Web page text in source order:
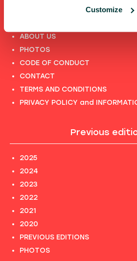
Customize
FULL SPEAKERS LIST
ABOUT US
PHOTOS
CODE OF CONDUCT
CONTACT
TERMS AND CONDITIONS
PRIVACY POLICY and
Previous
2025
2024
2023
2022
2021
2020
PREVIOUS EDITIONS
PHOTOS